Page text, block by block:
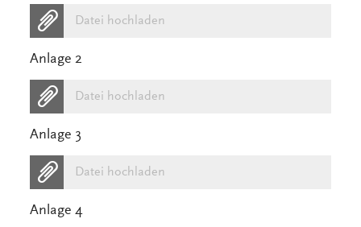
Datei hochladen
Anlage 2
Datei hochladen
Anlage 3
Datei hochladen
Anlage 4